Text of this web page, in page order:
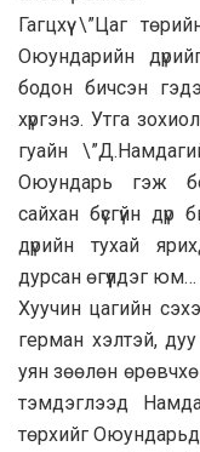
Гагцхүү \”Цаг
Оюундарийн
бодон бичсэн
хүргэнэ. Утга
гуайн
Оюундарь гэж
сайхан бүсгүйн
дүрийн тухай
дурсан өгүүлдэг юм…
Хуучин цагийн
герман хэлтэй, дуу
уян зөөлөн
тэмдэглээд
төрхийг